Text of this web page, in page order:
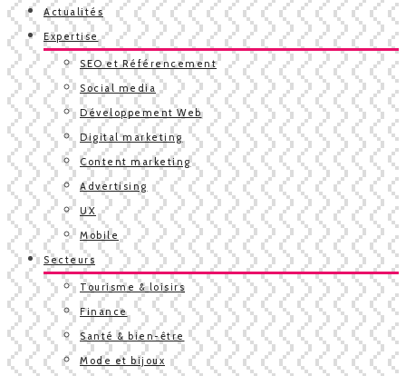
Actualités
Expertise
SEO et Référencement
Social media
Développement Web
Digital marketing
Content marketing
Advertising
UX
Mobile
Secteurs
Tourisme & loisirs
Finance
Santé & bien-être
Mode et bijoux